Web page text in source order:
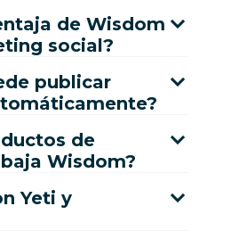
de Wisdom
social?
publicar
de
Wisdom?
Yeti y